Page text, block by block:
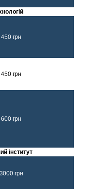
450 грн
450 грн
600 грн
інститут
3000 грн